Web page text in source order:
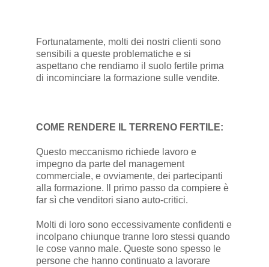
Fortunatamente, molti dei nostri clienti sono
sensibili a queste problematiche e si
aspettano che rendiamo il suolo fertile prima
di incominciare la formazione sulle vendite.
COME RENDERE IL TERRENO FERTILE:
Questo meccanismo richiede lavoro e
impegno da parte del management
commerciale, e ovviamente, dei partecipanti
alla formazione. Il primo passo da compiere è
far sì che venditori siano auto-critici.
Molti di loro sono eccessivamente confidenti e
incolpano chiunque tranne loro stessi quando
le cose vanno male. Queste sono spesso le
persone che hanno continuato a lavorare